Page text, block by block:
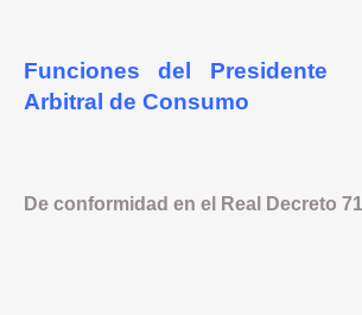
Funciones del
Arbitral de Consumo
De conformidad en el Real Decreto